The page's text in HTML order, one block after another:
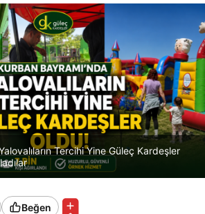
Tercihi Yine Güleç Kardeşler
Beğen